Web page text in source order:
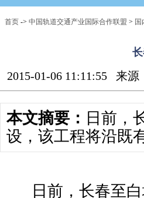
首页 -> 中国轨道交通产业国际合作联盟 > 国
2015-01-06 11:11:55 来源
本文摘要： 日前，
设，该工程将沿既
日前，长春至白